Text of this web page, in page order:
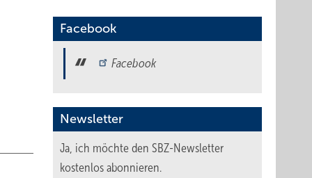
Facebook
Facebook
Newsletter
Ja, ich möchte den SBZ-Newsletter
kostenlos abonnieren.